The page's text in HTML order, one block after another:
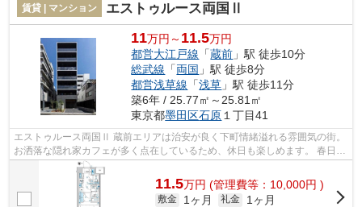
賃貸 | マンション エストゥルース両国Ⅱ
11万円～ 11.5万円
都営大江戸線 「蔵前 」駅 徒歩10分
総武線 「両国 」駅 徒歩8分
都営浅草線 「浅草 」駅 徒歩11分
築6年 / 25.77㎡～25.81㎡
東京都墨田区石原１丁目41
エストゥルース両国Ⅱ 蔵前エリアは治安が良く下町情緒溢れる雰囲気の街。
お洒落な隠れ家カフェが多く点在しているため、休日も楽しめます。 春日通
りにある「厩橋(うまやばし)」の...
11.5万円 (管理費等：10,000円 )
敷金 1ヶ月 礼金
1ヶ月